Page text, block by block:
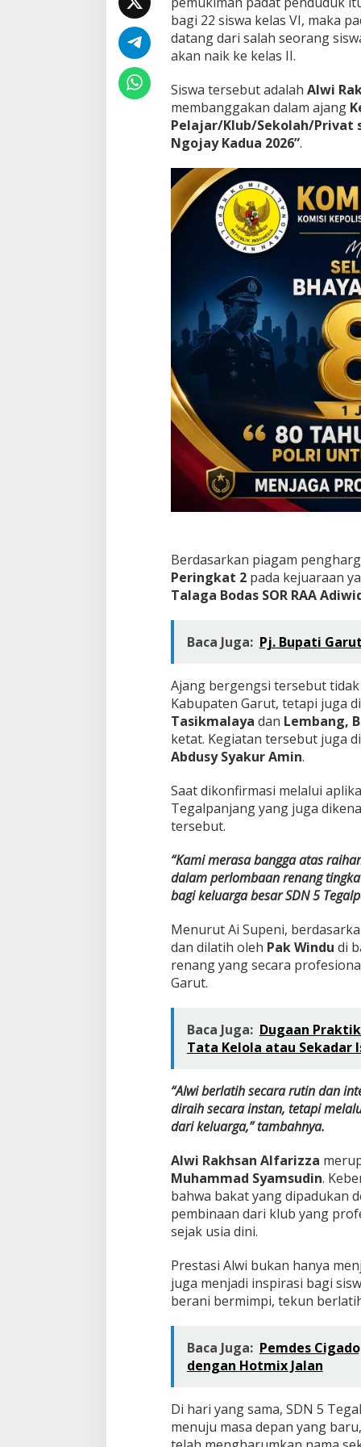
g
k
a
t
K
e
j
u
a
a
n
R
e
n
n
g
T
i
n
g
b
p
t
e
bagi 22 siswa kelas VI, maka
datang dari salah seorang
akan naik ke kelas II.
Siswa tersebut adalah Alwi
membanggakan dalam ajang
Pelajar/Klub/Sekolah/Privat
Ngojay Kadua 2026”.
Berdasarkan piagam
Peringkat 2pada kejuaraan
Talaga Bodas SOR RAA
Baca Juga: Pj. Bupati
Ajang bergengsi tersebut
Kabupaten Garut, tetapi juga
Tasikmalaya dan Lembang,
ketat. Kegiatan tersebut juga
Abdusy Syakur Amin.
Saat dikonfirmasi melalui
Tegalpanjang yang juga
tersebut.
“Kami merasa bangga atas
dalam perlombaan renang
bagi keluarga besar SDN 5
Menurut Ai Supeni,
dan dilatih oleh Pak Windu di
renang yang secara
Garut.
Baca Juga: Dugaan
Tata Kelola atau Sekadar
“Alwi berlatih secara rutin dan
diraih secara instan, tetapi
dari keluarga,” tambahnya.
Alwi Rakhsan Alfarizza
Muhammad Syamsudin.
bahwa bakat yang dipadukan
pembinaan dari klub yang
sejak usia dini.
Prestasi Alwi bukan hanya
juga menjadi inspirasi bagi
berani bermimpi, tekun
Baca Juga: Pemdes
dengan Hotmix Jalan
Di hari yang sama, SDN 5
menuju masa depan yang